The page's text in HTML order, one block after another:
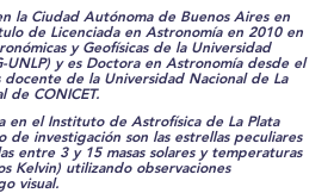
la Ciudad Autónoma de Buenos Aires en
de Licenciada en Astronomía en 2010 en
y Geofísicas de la Universidad
UNLP) y es Doctora en Astronomía desde el
docente de la Universidad Nacional de La
de CONICET.
en el Instituto de Astrofísica de La Plata
de investigación son las estrellas peculiares
entre 3 y 15 masas solares y temperaturas
Kelvin) utilizando observaciones
visual.